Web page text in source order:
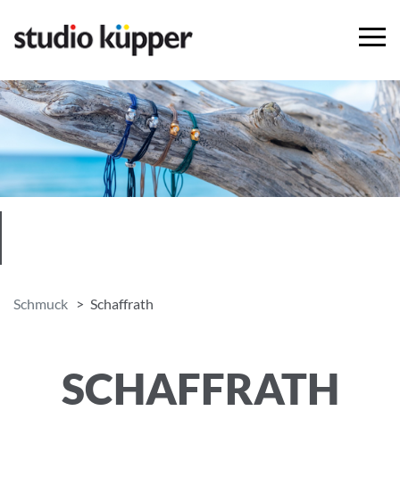
Schmuck Schaffrath
SCHAFFRATH